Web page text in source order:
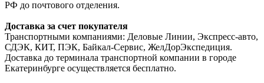
РФ до почтового отделения.
Доставка за счет покупателя
Транспортными компаниями: Деловые Линии, Экспресс-авто,
СДЭК, КИТ, ПЭК, Байкал-Сервис, ЖелДорЭкспедиция.
Доставка до терминала транспортной компании в городе
Екатеринбурге осуществляется бесплатно.